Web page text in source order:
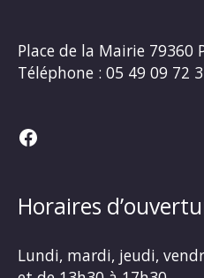
Place de la Mairie 79360
Téléphone : 05 49 09 72
Facebook
Horaires
Lundi, mardi, jeudi,